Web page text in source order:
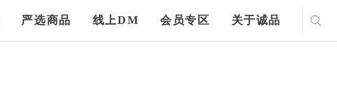
严选商品 线上DM 会员专区 关于诚品